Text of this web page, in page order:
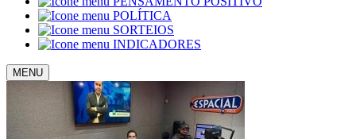
POLÍTICA
SORTEIOS
INDICADORES
MENU